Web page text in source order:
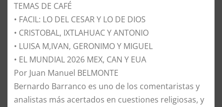
TEMAS DE CAFÉ
• FACIL: LO DEL CESAR Y LO DE DIOS
• CRISTOBAL, IXTLAHUAC Y ANTONIO
• LUISA M,IVAN, GERONIMO Y MIGUEL
• EL MUNDIAL 2026 MEX, CAN Y EUA
Por Juan Manuel BELMONTE
Bernardo Barranco es uno de los comentaristas y
analistas más acertados en cuestiones religiosas, y